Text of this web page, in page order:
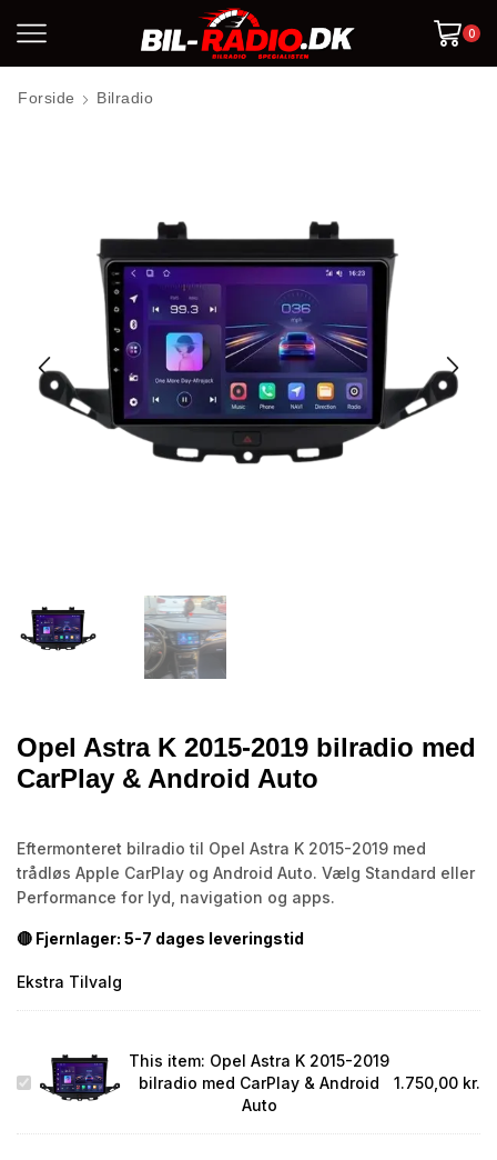
0
Forside Bilradio
Opel Astra K 2015-2019 bilradio med
CarPlay & Android Auto
Eftermonteret bilradio til Opel Astra K 2015-2019 med
trådløs Apple CarPlay og Android Auto. Vælg Standard eller
Performance for lyd, navigation og apps.
🔴 Fjernlager: 5-7 dages leveringstid
Ekstra Tilvalg
Opel
This item: Opel Astra K 2015-2019
bilradio med CarPlay & Android
Auto
1.750,00 kr.